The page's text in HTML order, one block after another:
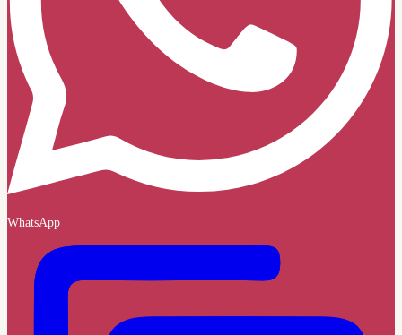
WhatsApp